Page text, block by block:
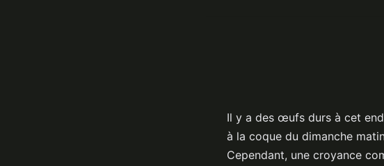
Il y a des œufs durs à cet
à la coque du dimanche
Cependant, une croyance